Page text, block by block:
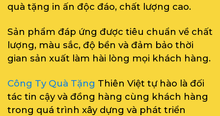
quà tặng in ấn độc đáo, chất lượng cao.
Sản phẩm đáp ứng được tiêu chuẩn về chất
lượng, màu sắc, độ bền và đảm bảo thời
gian sản xuất làm hài lòng mọi khách hàng.
Công Ty Quà Tặng Thiên Việt tự hào là đối
tác tin cậy và đồng hàng cùng khách hàng
trong quá trình xây dựng và phát triển